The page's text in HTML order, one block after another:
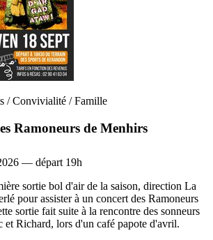
/ Convivialité / Famille
Ramoneurs de Menhirs
— départ 19h
sortie bol d'air de la saison, direction La
pour assister à un concert des Ramoneurs
sortie fait suite à la rencontre des sonneurs
et Richard, lors d'un café papote d'avril.